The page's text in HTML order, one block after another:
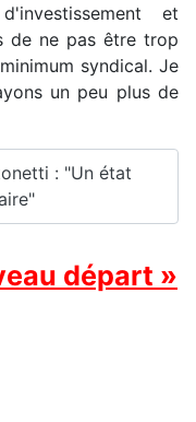
et
de ne pas être trop
syndical. Je
un peu plus de
: "Un état
départ »